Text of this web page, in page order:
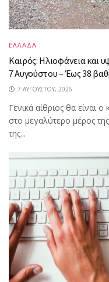
ΕΛΛΑΔΑ
Καιρός: Ηλιοφάνεια και
7 Αυγούστου – Έως 38
7 ΑΥΓΟΎΣΤΟΥ, 2026
Γενικά αίθριος θα είναι
στο μεγαλύτερο μέρος
της...